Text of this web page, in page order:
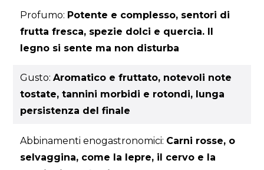
Profumo: Potente e complesso, sentori di
frutta fresca, spezie dolci e quercia. Il
legno si sente ma non disturba
Gusto:Aromatico e fruttato, notevoli note
tostate, tannini morbidi e rotondi, lunga
persistenza del finale
Abbinamenti enogastronomici: Carni rosse, o
selvaggina, come la lepre, il cervo e la